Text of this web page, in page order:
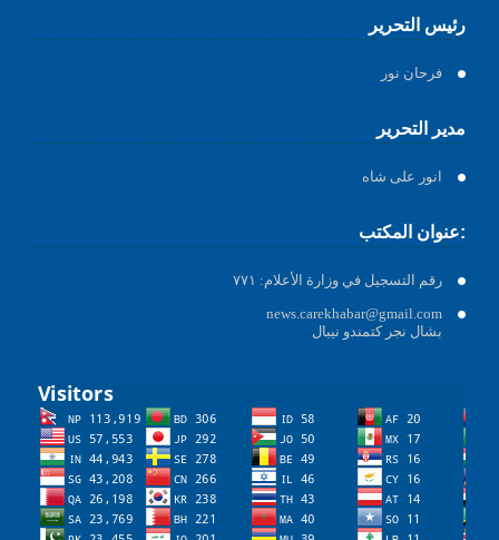
رئيس التحرير
فرحان نور
مدير التحرير
انور على شاه
عنوان المكتب:
رقم التسجيل في وزارة الأعلام: ٧٧١
news.carekhabar@gmail.com
بشال نجر كتمندو نيبال